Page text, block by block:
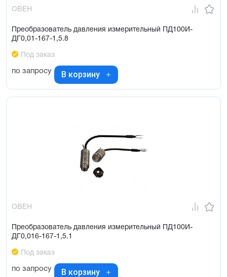
ОВЕН
Преобразователь давления измерительный ПД100И-
ДГ0,01-167-1,5.8
Под заказ
по запросу В корзину
ОВЕН
Преобразователь давления измерительный ПД100И-
ДГ0,016-167-1,5.1
Под заказ
по запросу В корзину